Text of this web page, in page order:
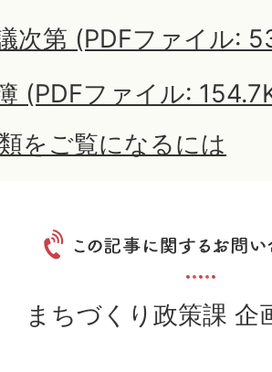
次第 (PDFファイル:
(PDFファイル:
をご覧になるには
まちづくり政策課 企